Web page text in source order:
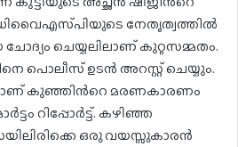
ഡിവൈഎസ്‍പിയുടെ നേതൃത്വത്തിൽ
ചെയ്യലിലാണ് കുറ്റസമ്മതം.
പൊലീസ് ഉടൻ അറസ്റ്റ് ചെയ്യും.
കുഞ്ഞിന്‍റെ മരണകാരണം
റിപ്പോർട്ട്. കഴിഞ്ഞ
ഒരു വയസ്സുകാരൻ